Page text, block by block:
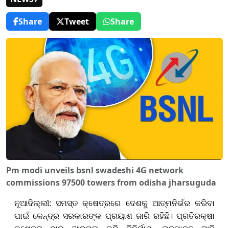
Share
Tweet Share
Pm modi unveils bsnl swadeshi 4G network
commissions 97500 towers from odisha jharsuguda
ନୂଆଦିଲ୍ଲୀ: ସମସ୍ତ କ୍ଷେତ୍ରରେ ଦେଶକୁ ଆତ୍ମନିର୍ଭର କରିବା
ପାଇଁ କେନ୍ଦ୍ର ସରକାରଙ୍କ ପ୍ରୟାଶ ଜାରି ରହିଛି। ପ୍ରତିରକ୍ଷା